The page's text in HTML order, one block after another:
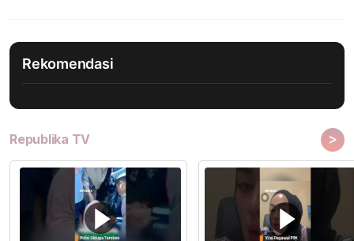
Rekomendasi
Republika TV >